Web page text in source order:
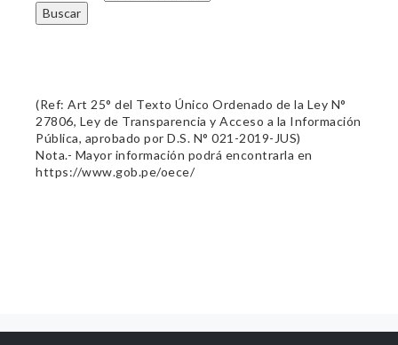
Buscar
(Ref: Art 25° del Texto Único Ordenado de la Ley N°
27806, Ley de Transparencia y Acceso a la Información
Pública, aprobado por D.S. N° 021-2019-JUS)
Nota.- Mayor información podrá encontrarla en
https://www.gob.pe/oece/